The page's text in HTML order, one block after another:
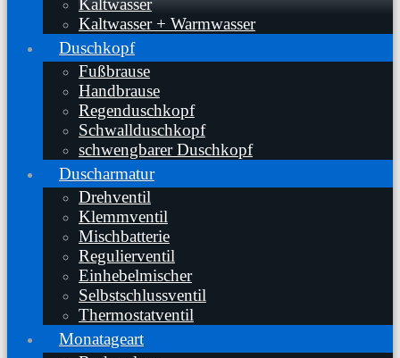
Kaltwasser + Warmwasser
Duschkopf
Fußbrause
Handbrause
Regenduschkopf
Schwallduschkopf
schwengbarer Duschkopf
Duscharmatur
Drehventil
Klemmventil
Mischbatterie
Regulierventil
Einhebelmischer
Selbstschlussventil
Thermostatventil
Monatageart